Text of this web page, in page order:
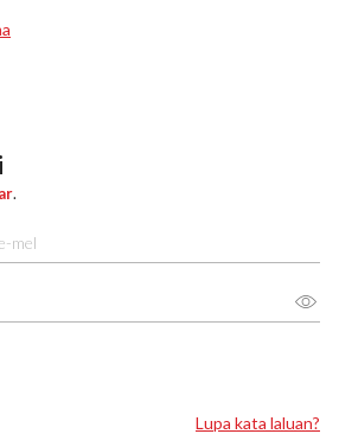
.
Lupa kata laluan?